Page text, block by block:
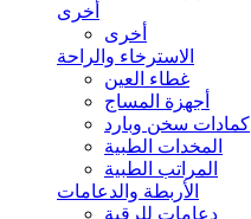
أخرى
أخرى
الاسترخاء والراحة
غطاء العين
أجهزة المساج
كمادات سخن وبارد
المخدات الطبية
المراتب الطبية
الأربطة والدعامات
دعامات للرقبة